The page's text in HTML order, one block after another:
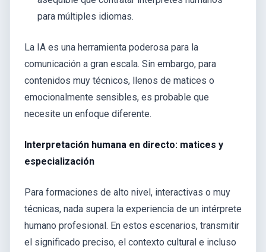
para múltiples idiomas.
La IA es una herramienta poderosa para la
comunicación a gran escala. Sin embargo, para
contenidos muy técnicos, llenos de matices o
emocionalmente sensibles, es probable que
necesite un enfoque diferente.
Interpretación humana en directo: matices y
especialización
Para formaciones de alto nivel, interactivas o muy
técnicas, nada supera la experiencia de un intérprete
humano profesional. En estos escenarios, transmitir
el significado preciso, el contexto cultural e incluso